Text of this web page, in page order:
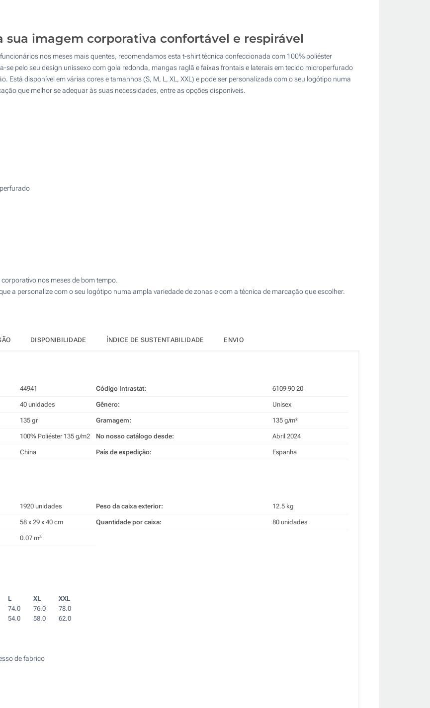
Sem impressão
sua imagem corporativa confortável e respirável
nos meses mais quentes, recomendamos esta t-shirt técnica confeccionada com 100% poliéster
se pelo seu design unissexo com gola redonda, mangas raglã e faixas frontais e laterais em tecido microperfurado
Está disponível em várias cores e tamanhos (S, M, L, XL, XXL) e pode ser personalizada com o seu logótipo numa
que melhor se adequar às suas necessidades, entre as opções disponíveis.
nos meses de bom tempo.
a personalize com o seu logótipo numa ampla variedade de zonas e com a técnica de marcação que escolher.
DISPONIBILIDADE ÍNDICE DE SUSTENTABILIDADE ENVIO
44941
40 unidades
135 gr
100% Poliéster 135 g/m2
China
Código Intrastat: 6109 90 20
Gênero: Unisex
Gramagem: 135 g/m²
No nosso catálogo desde: Abril 2024
País de expedição: Espanha
1920 unidades
58 x 29 x 40 cm
0.07 m³
Peso da caixa exterior: 12.5 kg
Quantidade por caixa: 80 unidades
L XL
XXL
74.0 76.0
78.0
54.0 58.0 62.0
de fabrico